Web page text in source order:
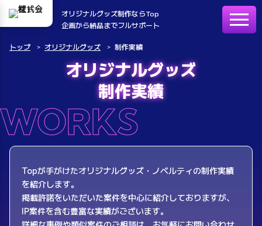
オリジナルグッズ制作ならTop
企画から納品までフルサポート
トップ オリジナルグッズ 制作実績
オリジナルグッズ
制作実績
WORKS
Topが手がけたオリジナルグッズ・ノベルティの制作実績
を紹介します。
掲載許諾をいただいた案件を中心に紹介しておりますが、
IP案件を含む豊富な実績がございます。